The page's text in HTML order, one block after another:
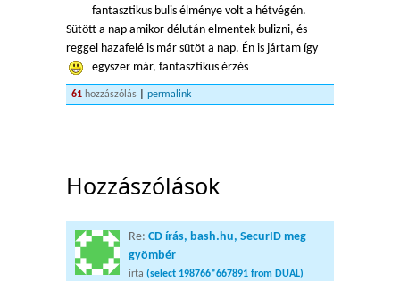
fantasztikus bulis élménye volt a hétvégén.
Sütött a nap amikor délután elmentek bulizni, és
reggel hazafelé is már sütöt a nap. Én is jártam így
egyszer már, fantasztikus érzés
61 hozzászólás permalink
Hozzászólások
Re: CD írás, bash.hu, SecurID meg
gyömbér
írta (select 198766*667891 from DUAL)